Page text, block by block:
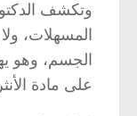
وتكشف
المسهلات،
الجسم، وهو
على مادة